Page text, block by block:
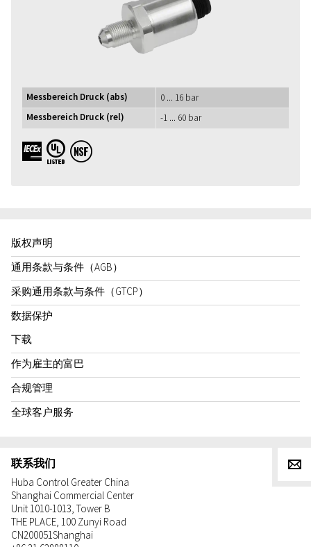
Messbereich Druck (abs)
0 ... 16 bar
Messbereich Druck (rel)
-1 ... 60 bar
IECEx UL NSF
版权声明
通用条款与条件（AGB）
采购通用条款与条件（GTCP）
数据保护
下载
作为雇主的富巴
合规管理
全球客户服务
联系我们
Huba Control Greater China
Shanghai Commercial Center
Unit 1010-1013, Tower B
THE PLACE, 100 Zunyi Road
CN200051Shanghai
g